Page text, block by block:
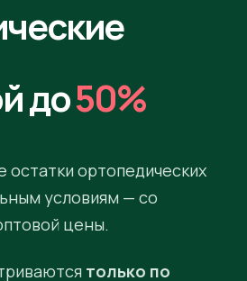
до50%
остатки ортопедических
условиям — со
цены.
только по